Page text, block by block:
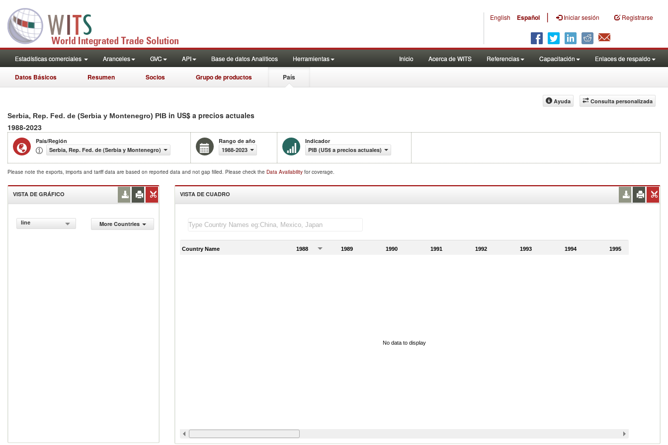
English Español | Iniciar sesión Registrarse
Estadísticas comerciales Aranceles GVC API Base de datos Analiticos Herramientas Inicio Acerca de WITS Referencias Capacitación Enlaces de respaldo
Datos Básicos Resumen Socios Grupo de productos País
Consulta personalizada
Ayuda
Serbia, Rep. Fed. de (Serbia y Montenegro) PIB in US$ a precios actuales
1988-2023
País/Región
Serbia, Rep. Fed. de (Serbia y Montenegro)
Rango de año
1988-2023
Indicador
PIB (US$ a precios actuales)
Please note the exports, imports and tariff data are based on reported data and not gap filled. Please check the Data Availability for coverage.
VISTA DE GRÁFICO
line More Countries
VISTA DE CUADRO
Country Name 1988 1989 1990 1991 1992 1993 1994 1995
No data to display